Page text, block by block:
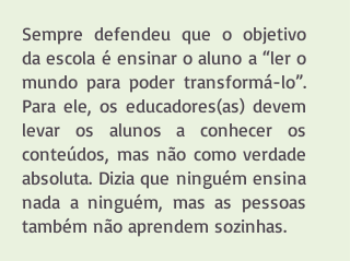
Sempre defendeu que o objetivo
da escola é ensinar o aluno a “ler o
mundo para poder transformá-lo”.
Para ele, os educadores(as) devem
levar os alunos a conhecer os
conteúdos, mas não como verdade
absoluta. Dizia que ninguém ensina
nada a ninguém, mas as pessoas
também não aprendem sozinhas.